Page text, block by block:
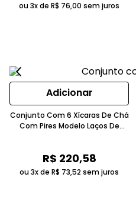
ou 3x de R$ 76,00 sem juros
Adicionar
Conjunto Com 6 Xícaras De Chá
Com Pires Modelo Laços De
R$ 220,58
ou 3x de R$ 73,52sem juros